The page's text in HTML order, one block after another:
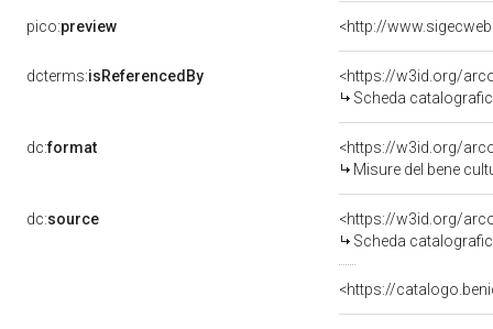
pico:preview <http://
dcterms:isReferencedBy
<https://w3id.org/
Scheda
dc:format
<https://w3id.org/
Misure del bene
dc:source
<https://w3id.org/
Scheda
<https://